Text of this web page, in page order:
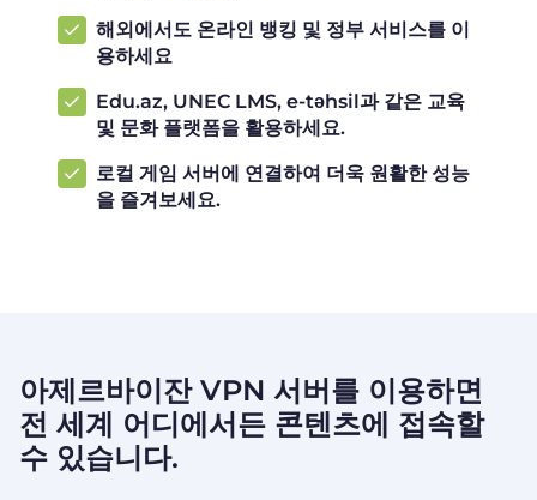
해외에서도 온라인 뱅킹 및 정부 서비스를 이
용하세요
Edu.az, UNEC LMS, e-təhsil과 같은 교육
및 문화 플랫폼을 활용하세요.
로컬 게임 서버에 연결하여 더욱 원활한 성능
을 즐겨보세요.
아제르바이잔 VPN 서버를 이용하면
전 세계 어디에서든 콘텐츠에 접속할
수 있습니다.